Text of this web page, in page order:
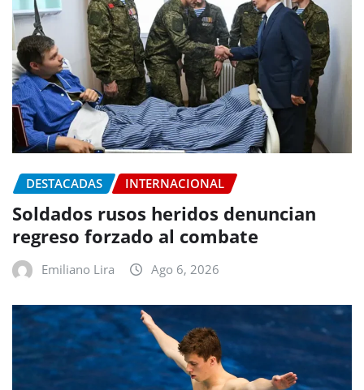
DESTACADAS INTERNACIONAL
Soldados rusos heridos denuncian
regreso forzado al combate
Emiliano Lira Ago 6, 2026